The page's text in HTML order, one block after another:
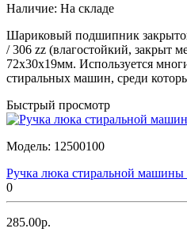
Наличие: На складе
Шариковый подшипник
/ 306 zz (влагостойкий, закрыт
72x30x19мм. Используется
стиральных машин, среди
Быстрый просмотр
Модель: 12500100
Ручка люка стиральной машины
0
285.00р.